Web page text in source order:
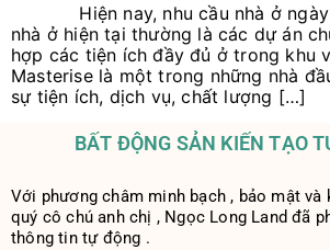
Hiện nay, nhu cầu nhà ở ngày
nhà ở hiện tại thường là các dự án
hợp các tiện ích đầy đủ ở trong khu
Masterise là một trong những nhà
sự tiện ích, dịch vụ, chất lượng […]
BẤT ĐỘNG SẢN KIẾN TẠO
Với phương châm minh bạch , bảo mật và
quý cô chú anh chị , Ngọc Long Land đã
thông tin tự động .